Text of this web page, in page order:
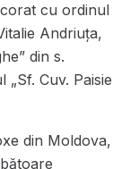
cu ordinul
Andriuța,
din s.
Cuv. Paisie
din Moldova,